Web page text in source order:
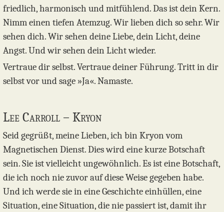
friedlich, harmonisch und mitfühlend. Das ist dein Kern.
Nimm einen tiefen Atemzug. Wir lieben dich so sehr. Wir
sehen dich. Wir sehen deine Liebe, dein Licht, deine
Angst. Und wir sehen dein Licht wieder.
Vertraue dir selbst. Vertraue deiner Führung. Tritt in dir
selbst vor und sage »Ja«. Namaste.
Lee Carroll – Kryon
Seid gegrüßt, meine Lieben, ich bin Kryon vom
Magnetischen Dienst. Dies wird eine kurze Botschaft
sein. Sie ist vielleicht ungewöhnlich. Es ist eine Botschaft,
die ich noch nie zuvor auf diese Weise gegeben habe.
Und ich werde sie in eine Geschichte einhüllen, eine
Situation, eine Situation, die nie passiert ist, damit ihr